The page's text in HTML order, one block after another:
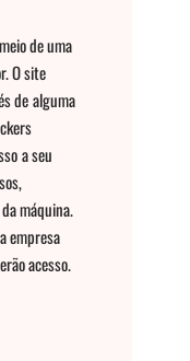
de uma
O site
de alguma
a seu
máquina.
empresa
acesso.